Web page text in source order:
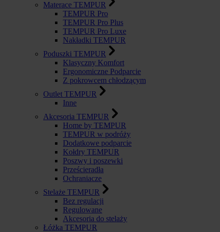
Materace TEMPUR
TEMPUR Pro
TEMPUR Pro Plus
TEMPUR Pro Luxe
Nakładki TEMPUR
Poduszki TEMPUR
Klasyczny Komfort
Ergonomiczne Podparcie
Z pokrowcem chłodzącym
Outlet TEMPUR
Inne
Akcesoria TEMPUR
Home by TEMPUR
TEMPUR w podróży
Dodatkowe podparcie
Kołdry TEMPUR
Poszwy i poszewki
Prześcieradła
Ochraniacze
Stelaże TEMPUR
Bez regulacji
Regulowane
Akcesoria do stelaży
Łóżka TEMPUR